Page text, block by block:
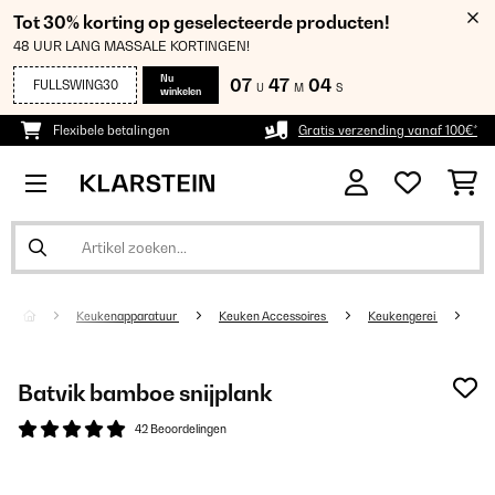
Tot 30% korting op geselecteerde producten!
48 UUR LANG MASSALE KORTINGEN!
FULLSWING30
Nu
winkelen
07 U 47 M 03 S
Flexibele betalingen Gratis verzending vanaf 100€*
Keukenapparatuur Keuken Accessoires Keukengerei
Batvik bamboe snijplank
42 Beoordelingen